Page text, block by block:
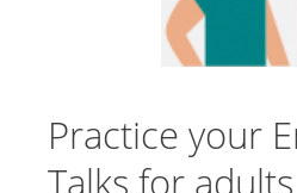
Practice your
Talks for adults